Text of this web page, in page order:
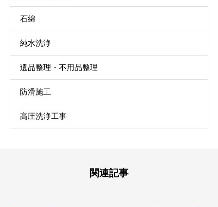
石綿
純水洗浄
遺品整理・不用品整理
防滑施工
高圧洗浄工事
関連記事